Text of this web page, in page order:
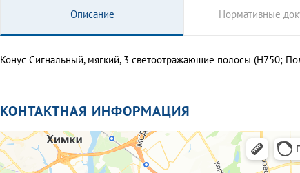
Описание Нормативные
Конус Сигнальный, мягкий, 3 светоотражающие полосы (H750;
КОНТАКТНАЯ ИНФОРМАЦИЯ